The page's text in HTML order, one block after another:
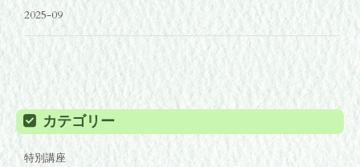
2025-09
カテゴリー
特別講座